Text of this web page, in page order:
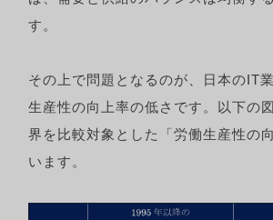
す。
その上で問題となるのが、日本のIT
生産性の向上率の低さです。以下の
界を比較対象とした「労働生産性の
います。